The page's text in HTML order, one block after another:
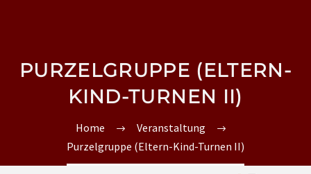
PURZELGRUPPE (ELTERN-
KIND-TURNEN II)
Home
Veranstaltung
Purzelgruppe (Eltern-Kind-Turnen II)